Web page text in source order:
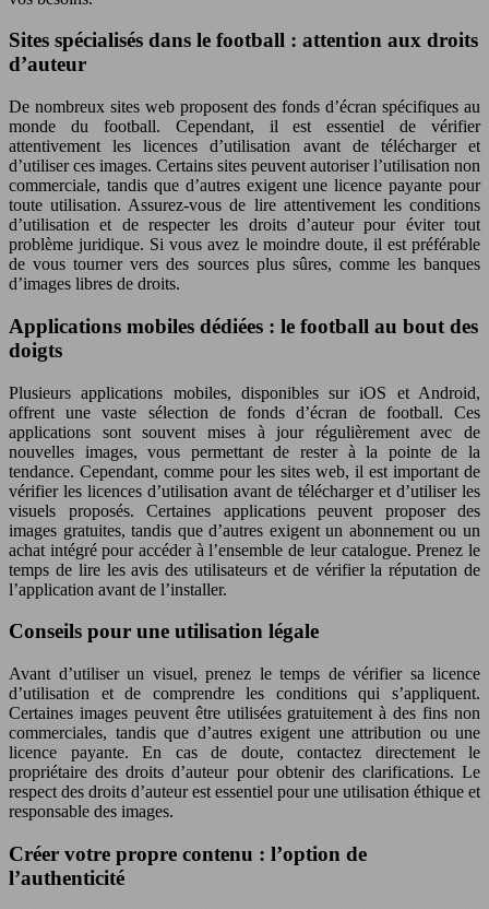
Sites spécialisés dans le football : attention aux droits
d’auteur
De nombreux sites web proposent des fonds d’écran spécifiques au
monde du football. Cependant, il est essentiel de vérifier
attentivement les licences d’utilisation avant de télécharger et
d’utiliser ces images. Certains sites peuvent autoriser l’utilisation non
commerciale, tandis que d’autres exigent une licence payante pour
toute utilisation. Assurez-vous de lire attentivement les conditions
d’utilisation et de respecter les droits d’auteur pour éviter tout
problème juridique. Si vous avez le moindre doute, il est préférable
de vous tourner vers des sources plus sûres, comme les banques
d’images libres de droits.
Applications mobiles dédiées : le football au bout des
doigts
Plusieurs applications mobiles, disponibles sur iOS et Android,
offrent une vaste sélection de fonds d’écran de football. Ces
applications sont souvent mises à jour régulièrement avec de
nouvelles images, vous permettant de rester à la pointe de la
tendance. Cependant, comme pour les sites web, il est important de
vérifier les licences d’utilisation avant de télécharger et d’utiliser les
visuels proposés. Certaines applications peuvent proposer des
images gratuites, tandis que d’autres exigent un abonnement ou un
achat intégré pour accéder à l’ensemble de leur catalogue. Prenez le
temps de lire les avis des utilisateurs et de vérifier la réputation de
l’application avant de l’installer.
Conseils pour une utilisation légale
Avant d’utiliser un visuel, prenez le temps de vérifier sa licence
d’utilisation et de comprendre les conditions qui s’appliquent.
Certaines images peuvent être utilisées gratuitement à des fins non
commerciales, tandis que d’autres exigent une attribution ou une
licence payante. En cas de doute, contactez directement le
propriétaire des droits d’auteur pour obtenir des clarifications. Le
respect des droits d’auteur est essentiel pour une utilisation éthique et
responsable des images.
Créer votre propre contenu : l’option de
l’authenticité